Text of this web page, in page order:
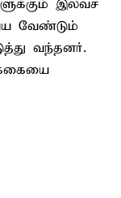
இலவச
வேண்டும்
வந்தனர்.